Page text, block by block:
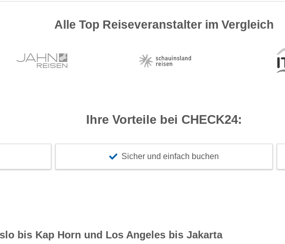
Alle Top Reiseveranstalter im Vergleich
Ihre Vorteile bei CHECK24:
Sicher und einfach buchen
bis Kap Horn und Los Angeles bis Jakarta